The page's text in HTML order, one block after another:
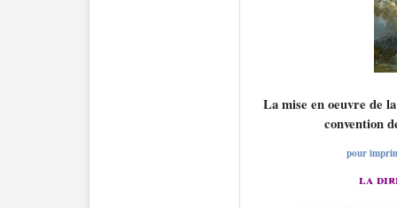
La mise en oeuvre de
convention
pour
la